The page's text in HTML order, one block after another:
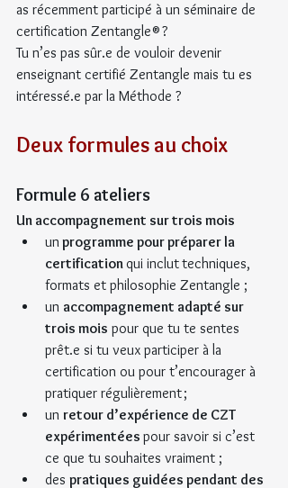
as récemment participé à un séminaire de
certification Zentangle® ?
Tu n’es pas sûr.e de vouloir devenir
enseignant certifié Zentangle mais tu es
intéressé.e par la Méthode ?
Deux formules au choix
Formule 6 ateliers
Un accompagnement sur trois mois
un programme pour préparer la
certification qui incluttechniques,
formats et philosophie Zentangle ;
un accompagnement adapté sur
trois mois pour que tu te sentes
prêt.e si tu veux participer à la
certification ou pour t’encourager à
pratiquer régulièrement ;
un retour d’expérience de CZT
expérimentées pour savoir si c’est
ce que tu souhaites vraiment ;
des pratiques guidées pendant des